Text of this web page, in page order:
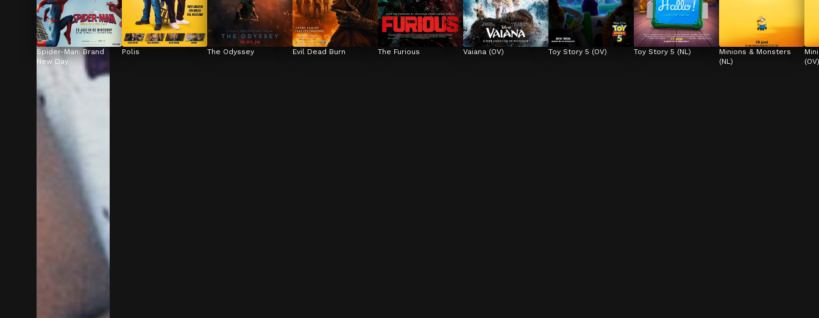
Spider-Man: Brand
New Day
Polis The Odyssey Evil Dead Burn The Furious Vaiana (OV) Toy Story 5 (OV) Toy Story 5 (NL)
Minions & Monsters
(NL)
(OV)